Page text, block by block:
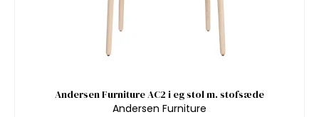
Andersen Furniture AC2 i eg stol m. stofsæde
Andersen Furniture